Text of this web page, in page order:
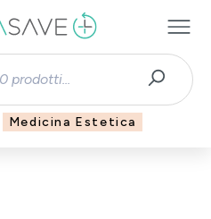
Medicina Estetica